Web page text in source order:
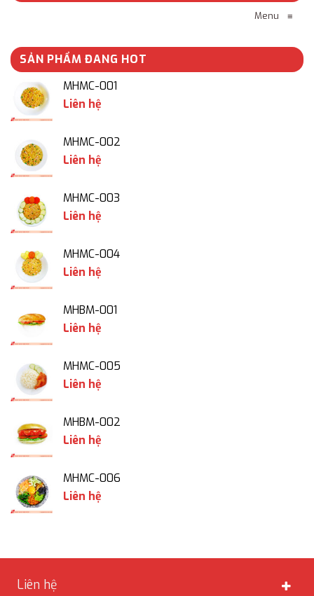
Menu ≡
SẢN PHẨM ĐANG HOT
MHMC-001
Liên hệ
MHMC-002
Liên hệ
MHMC-003
Liên hệ
MHMC-004
Liên hệ
MHBM-001
Liên hệ
MHMC-005
Liên hệ
MHBM-002
Liên hệ
MHMC-006
Liên hệ
Liên hệ